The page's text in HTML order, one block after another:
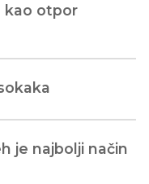
kao otpor
je najbolji način